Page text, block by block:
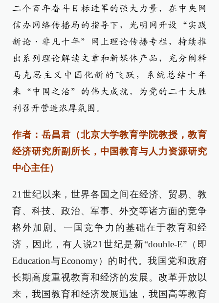
二个百年奋斗目标进军的强大力量，在中央网
信办网络传播局的指导下，光明网开设“实践
新论·非凡十年”网上理论传播专栏，持续推
出系列理论解读文章和新媒体产品，充分阐释
马克思主义中国化新的飞跃，系统总结十年
来“中国之治”的伟大成就，为党的二十大胜
利召开营造浓厚氛围。
作者：岳昌君（北京大学教育学院教授，教育
经济研究所副所长，中国教育与人力资源研究
中心主任）
21世纪以来，世界各国之间在经济、贸易、教
育、科技、政治、军事、外交等诸方面的竞争
格外加剧。一国竞争力的基础在于教育和经
济，因此，有人说21世纪是新“double-E”（即
Education与Economy）的时代。我国党和政府
长期高度重视教育和经济的发展。改革开放以
来，我国教育和经济发展迅速，我国高等教育